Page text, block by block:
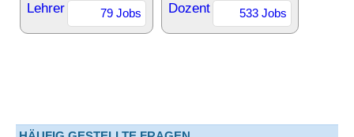
Lehrer 79 Jobs Dozent 533 Jobs